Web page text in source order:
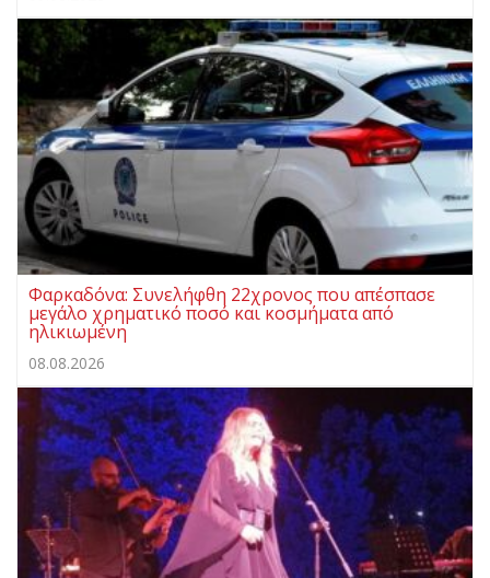
Φαρκαδόνα: Συνελήφθη 22χρονος που απέσπασε
μεγάλο χρηματικό ποσό και κοσμήματα από
ηλικιωμένη
08.08.2026